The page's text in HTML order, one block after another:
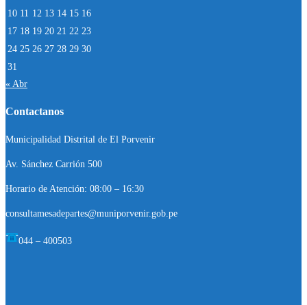
10 11 12 13 14 15 16
17 18 19 20 21 22 23
24 25 26 27 28 29 30
31
« Abr
Contactanos
Municipalidad Distrital de El Porvenir
Av. Sánchez Carrión 500
Horario de Atención: 08:00 – 16:30
consultamesadepartes@muniporvenir.gob.pe
044 – 400503